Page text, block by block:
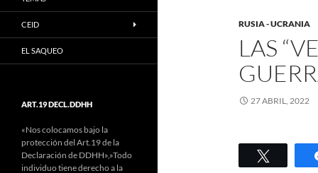
RUSIA - UCRANIA
LAS
27 ABRIL, 2022
Twittear
CEID
EL SAQUEO
ART.19 DECL.DDHH
«Nos colocamos bajo la
protección del Art.19 de la
Declaración de DDHH»,»Todo
individuo tiene derecho a la